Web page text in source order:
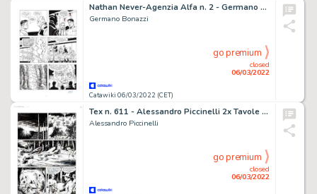
Nathan Never-Agenzia Alfa n. 2 - Germano Bonazzi 4x Tavole Originali "I naufraghi dello spazio" - Page volante - Exemplaire unique - (1998)
Germano Bonazzi
Catawiki 06/03/2022 (CET)
closed
06/03/2022
go premium
Tex n. 611 - Alessandro Piccinelli 2x Tavole Originali "I Trappers di Yellowstone" - Page volante - Exemplaire unique - (2014)
Alessandro Piccinelli
closed
06/03/2022
go premium